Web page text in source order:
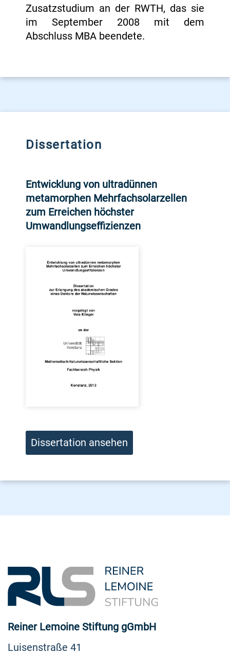
Zusatzstudium an der RWTH, das sie
im September 2008 mit dem
Abschluss MBA beendete.
Dissertation
Entwicklung von ultradünnen
metamorphen Mehrfachsolarzellen
zum Erreichen höchster
Umwandlungseffizienzen
Dissertation ansehen
Reiner Lemoine Stiftung gGmbH
Luisenstraße 41